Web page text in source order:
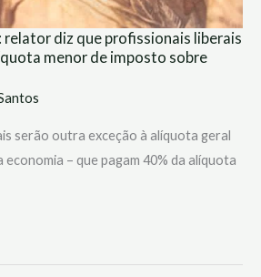
diz que profissionais liberais
menor de imposto sobre
serão outra exceção à alíquota geral
– que pagam 40% da alíquota